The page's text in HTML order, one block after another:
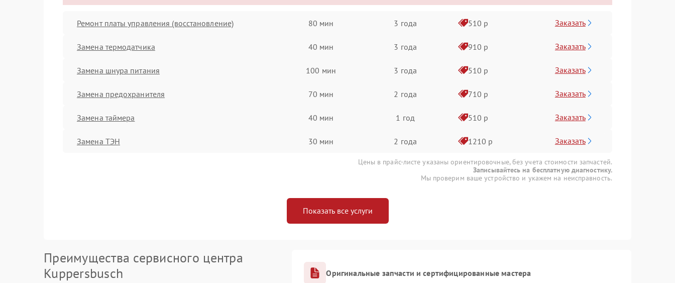
Ремонт платы управления (восстановление) 80 мин 3 года 510 р Заказать
Замена термодатчика 40 мин 3 года 910 р Заказать
Замена шнура питания 100 мин 3 года 510 р Заказать
Замена предохранителя 70 мин 2 года 710 р Заказать
Замена таймера 40 мин 1 год 510 р Заказать
Замена ТЭН 30 мин 2 года 1210 р Заказать
Цены в прайс-листе указаны ориентировочные, без учета стоимости запчастей.
Записывайтесь на бесплатную диагностику.
Мы проверим ваше устройство и укажем на неисправность.
Показать все услуги
Преимущества сервисного центра
Kuppersbusch
Оригинальные запчасти и сертифицированные мастера